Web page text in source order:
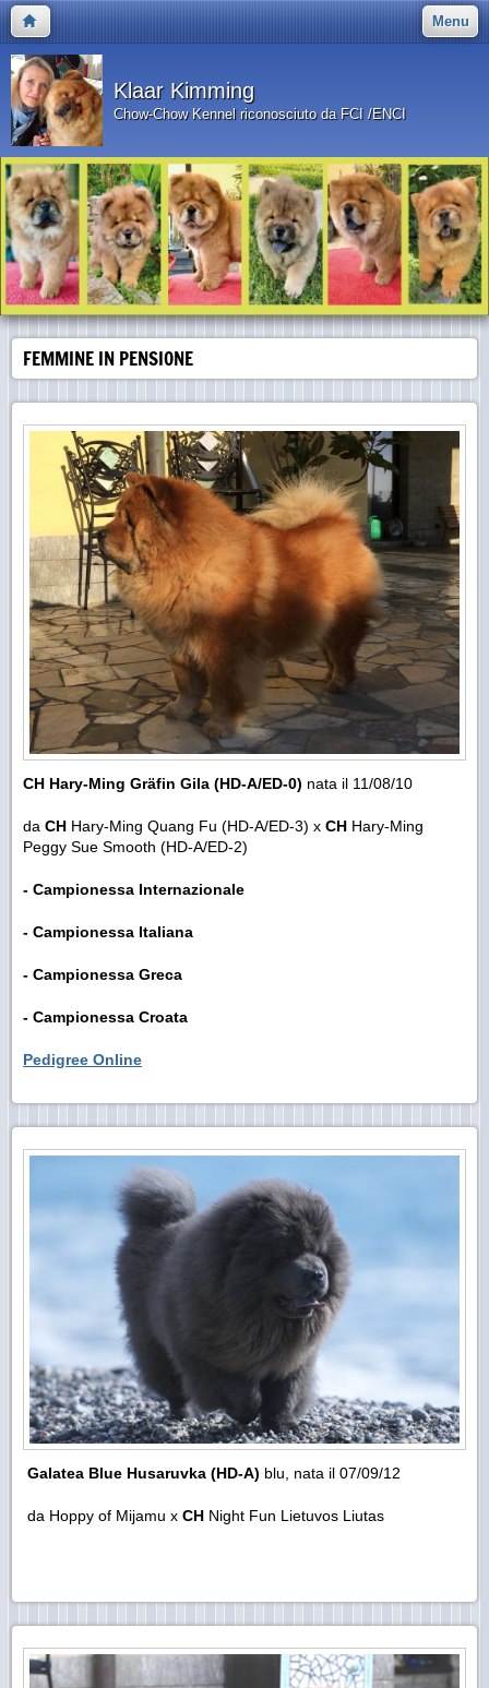
Menu
Klaar Kimming
Chow-Chow Kennel riconosciuto da FCI /ENCI
FEMMINE IN PENSIONE
CH Hary-Ming Gräfin Gila (HD-A/ED-0) nata il 11/08/10
da CH Hary-Ming Quang Fu (HD-A/ED-3) x CH Hary-Ming
Peggy Sue Smooth (HD-A/ED-2)
- Campionessa Internazionale
- Campionessa Italiana
- Campionessa Greca
- Campionessa Croata
Pedigree Online
Galatea Blue Husaruvka (HD-A) blu, nata il 07/09/12
da Hoppy of Mijamu x CH Night Fun Lietuvos Liutas